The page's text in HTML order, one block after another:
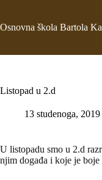
Osnovna škola Bartola
Listopad u 2.d
13 studenoga, 2019
U listopadu smo u 2.d
njim događa i koje je boje